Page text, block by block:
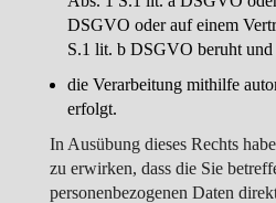
DSGVO oder auf einem
S.1 lit. b DSGVO beruht und
die Verarbeitung mithilfe
erfolgt.
In Ausübung dieses Rechts
zu erwirken, dass die Sie
personenbezogenen Daten